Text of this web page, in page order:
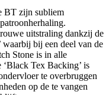
BT zijn subliem
uitstraling dankzij de
waarbij bij een deel van de
Stone is in alle
Tex Backing’ is
te overbruggen
op de te vangen